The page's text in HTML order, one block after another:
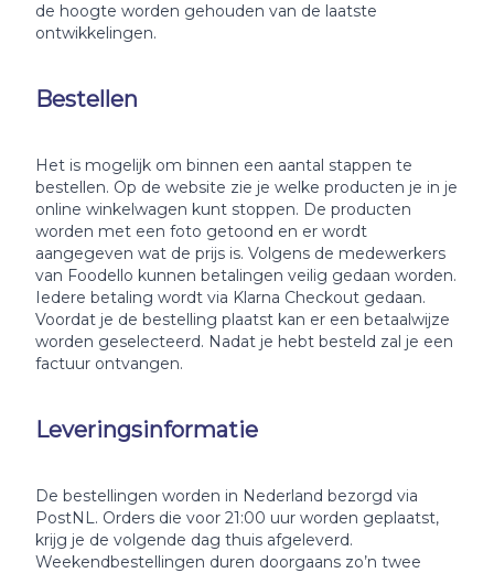
de hoogte worden gehouden van de laatste
ontwikkelingen.
Bestellen
Het is mogelijk om binnen een aantal stappen te
bestellen. Op de website zie je welke producten je in je
online winkelwagen kunt stoppen. De producten
worden met een foto getoond en er wordt
aangegeven wat de prijs is. Volgens de medewerkers
van Foodello kunnen betalingen veilig gedaan worden.
Iedere betaling wordt via Klarna Checkout gedaan.
Voordat je de bestelling plaatst kan er een betaalwijze
worden geselecteerd. Nadat je hebt besteld zal je een
factuur ontvangen.
Leveringsinformatie
De bestellingen worden in Nederland bezorgd via
PostNL. Orders die voor 21:00 uur worden geplaatst,
krijg je de volgende dag thuis afgeleverd.
Weekendbestellingen duren doorgaans zo’n twee